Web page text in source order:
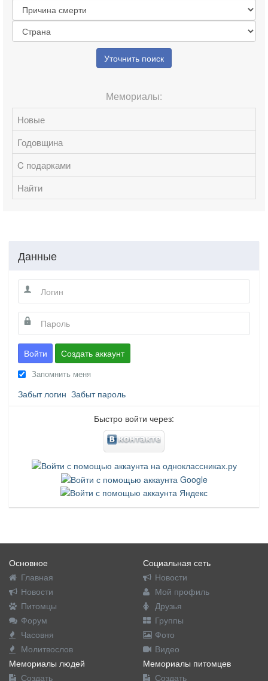
Уточнить поиск
Мемориалы:
Новые
Годовщина
C подарками
Найти
Данные
Войти Создать аккаунт
Запомнить меня
Забыт логин Забыт пароль
Быстро войти через:
Основное
Главная
Новости
Питомцы
Форум
Часовня
Молитвослов
Социальная сеть
Новости
Мой профиль
Друзья
Группы
Фото
Видео
Мемориалы людей
Создать
Мемориалы питомцев
Создать